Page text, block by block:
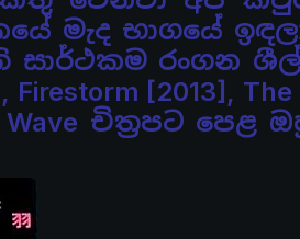
මැද භාගයේ
රංගන
Firestorm [2013], The
Wave චිත්‍රපට පෙළ